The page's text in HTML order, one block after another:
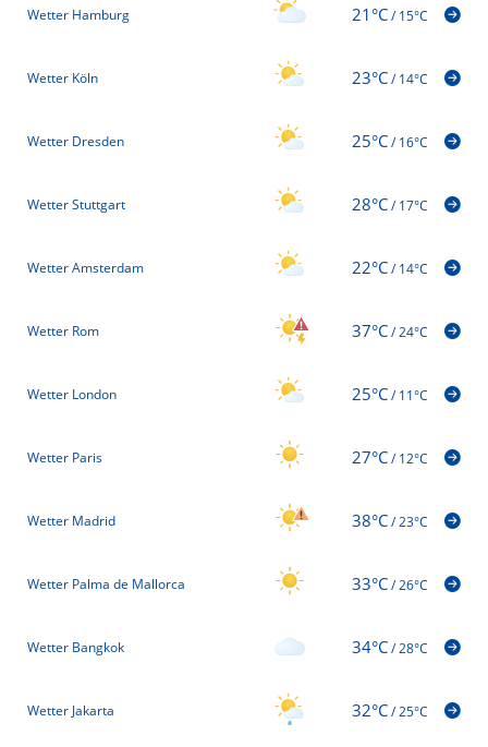
Wetter Hamburg 21°C/15°C
Wetter Köln 23°C/14°C
Wetter Dresden 25°C/16°C
Wetter Stuttgart 28°C/17°C
Wetter Amsterdam 22°C/14°C
Wetter Rom 37°C/24°C
Wetter London 25°C/11°C
Wetter Paris 27°C/12°C
Wetter Madrid 38°C/23°C
Wetter Palma de Mallorca 33°C/26°C
Wetter Bangkok 34°C/28°C
Wetter Jakarta 32°C/25°C